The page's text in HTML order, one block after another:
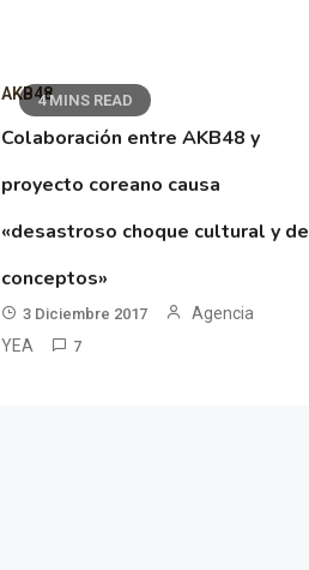
4 MINS READ
AKB48
Colaboración entre AKB48 y
proyecto coreano causa
«desastroso choque cultural y de
conceptos»
3 Diciembre 2017
Agencia
YEA
7